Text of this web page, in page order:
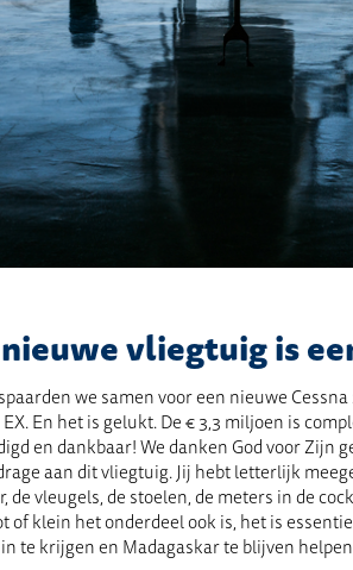
vliegtuig is
we samen voor een nieuwe
En het is gelukt. De € 3,3 miljoen is
en dankbaar! We danken God voor Zijn
aan dit vliegtuig. Jij hebt letterlijk
de vleugels, de stoelen, de meters in de
of klein het onderdeel ook is, het is
te krijgen en Madagaskar te blijven